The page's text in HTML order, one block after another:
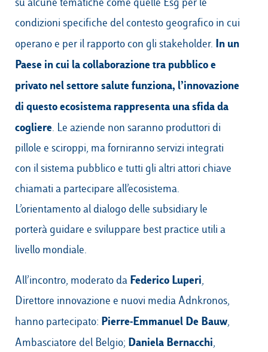
condizioni specifiche del contesto geografico in cui
operano e per il rapporto con gli stakeholder. In un
Paese in cui la collaborazione tra pubblico e
privato nel settore salute funziona, l’innovazione
di questo ecosistema rappresenta una sfida da
cogliere . Le aziende non saranno produttori di
pillole e sciroppi, ma forniranno servizi integrati
con il sistema pubblico e tutti gli altri attori chiave
chiamati a partecipare all’ecosistema.
L’orientamento al dialogo delle subsidiary le
porterà guidare e sviluppare best practice utili a
livello mondiale.
All’incontro, moderato da Federico Luperi
Direttore innovazione e nuovi media Adnkronos,
hanno partecipato: Pierre-Emmanuel De Bauw
Ambasciatore del Belgio; Daniela Bernacchi